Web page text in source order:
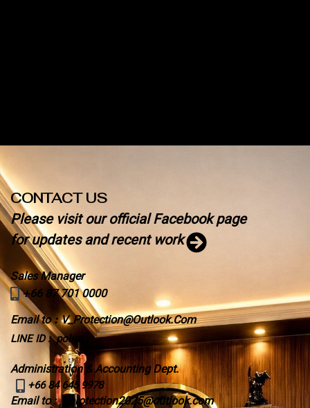
CONTACT US
Please visit our official Facebook page
for updates and recent work
Sales Manager
+66 87 701 0000
Email to: V_Protection@Outlook.Com
LINE ID : polrat
Administration & Accounting Dept.
+66 84 645 9978
Email to: Vprotection2025@outlook.com